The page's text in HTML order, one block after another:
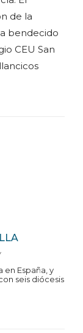
España, y
seis diócesis
de la
bendecido
CEU San